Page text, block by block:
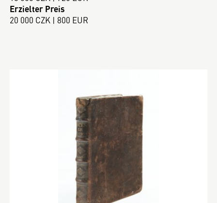
Erzielter Preis
20 000 CZK | 800 EUR